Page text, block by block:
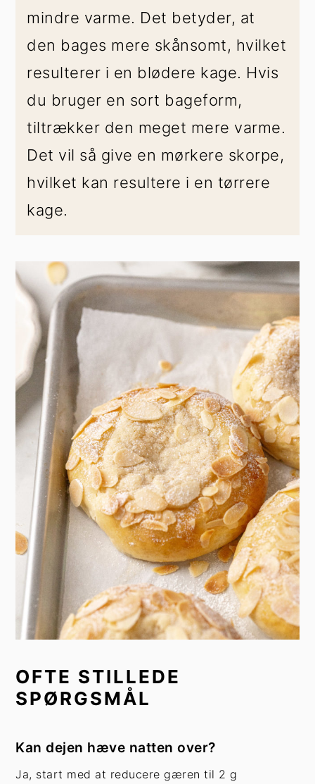
mindre varme. Det betyder, at
den bages mere skånsomt, hvilket
resulterer i en blødere kage. Hvis
du bruger en sort bageform,
tiltrækker den meget mere varme.
Det vil så give en mørkere skorpe,
hvilket kan resultere i en tørrere
kage.
OFTE STILLEDE
SPØRGSMÅL
Kan dejen hæve natten over?
Ja, start med at reducere gæren til 2 g